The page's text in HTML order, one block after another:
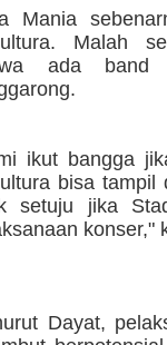
Mania
Malah
ada band
ikut bangga
bisa tampil
setuju jika
konser,"
Dayat,